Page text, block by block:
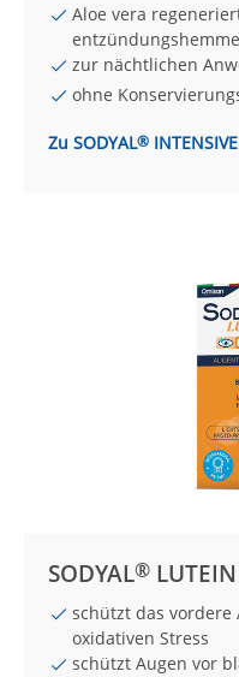
Aloe vera
zur nächtlichen
ohne
Zu SODYAL® INTENSIVE
SODYAL® LUTEIN
schützt das vordere
oxidativen Stress
schützt Augen vor